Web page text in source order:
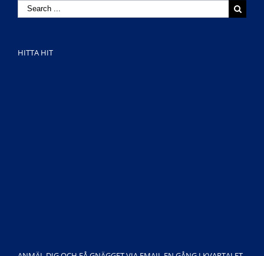
Search
for:
HITTA HIT